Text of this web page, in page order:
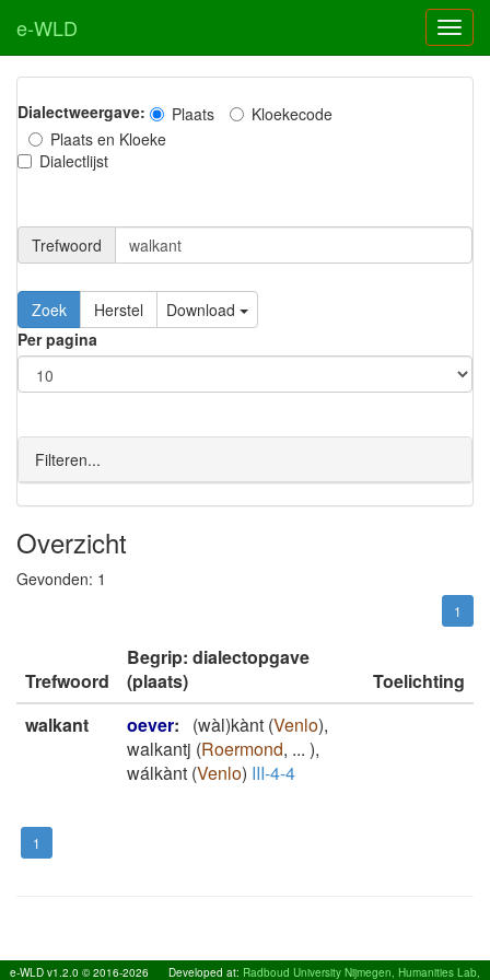
e-WLD
Dialectweergave: Plaats
Kloekecode
Plaats en Kloeke
Dialectlijst
Trefwoord
Download
Per pagina
Filteren...
Overzicht
Gevonden: 1
1
Trefwoord
Begrip: dialectopgave
(plaats)
Toelichting
walkant
oever: (wàl)kànt (Venlo),
walkantj (Roermond, ... ),
wálkànt (Venlo) III-4-4
1
e-WLD v1.2.0 © 2016-2026 Developed at: Radboud University Nijmegen, Humanities Lab,